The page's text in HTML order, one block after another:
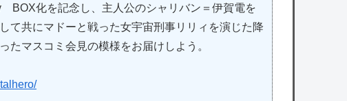
BOX化を記念し、主人公のシャリバン＝伊賀電を
て共にマドーと戦った女宇宙刑事リリィを演じた降
たマスコミ会見の模様をお届けしよう。